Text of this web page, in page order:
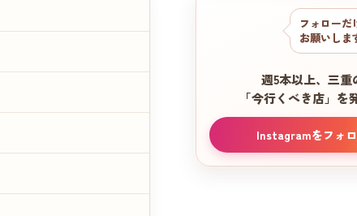
フォロー
お願いしま
週5本以上、三重
「今行くべき店」を
Instagramをフォ